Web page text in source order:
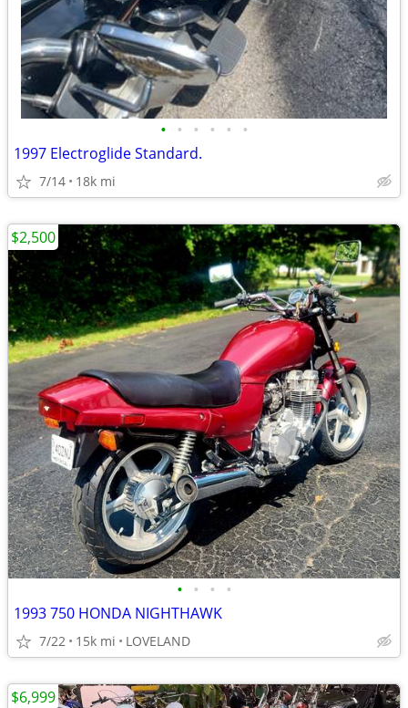
• • • • • •
1997 Electroglide Standard.
7/14 18k mi
• • • •
1993 750 HONDA NIGHTHAWK
7/22 15k mi LOVELAND
$2,500
$6,999